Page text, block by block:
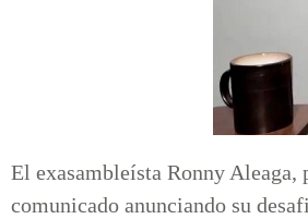
El exasambleísta Ronny
comunicado anunciando su